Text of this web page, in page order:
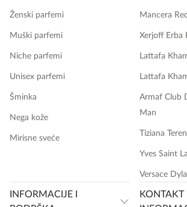
Ženski parfemi
Muški parfemi
Niche parfemi
Unisex parfemi
Šminka
Nega kože
Mirisne sveće
Mancera
Xerjoff Erba
Lattafa
Lattafa
Armaf Club
Man
Tiziana
Yves Saint
Versace
INFORMACIJE I
KONTAKT